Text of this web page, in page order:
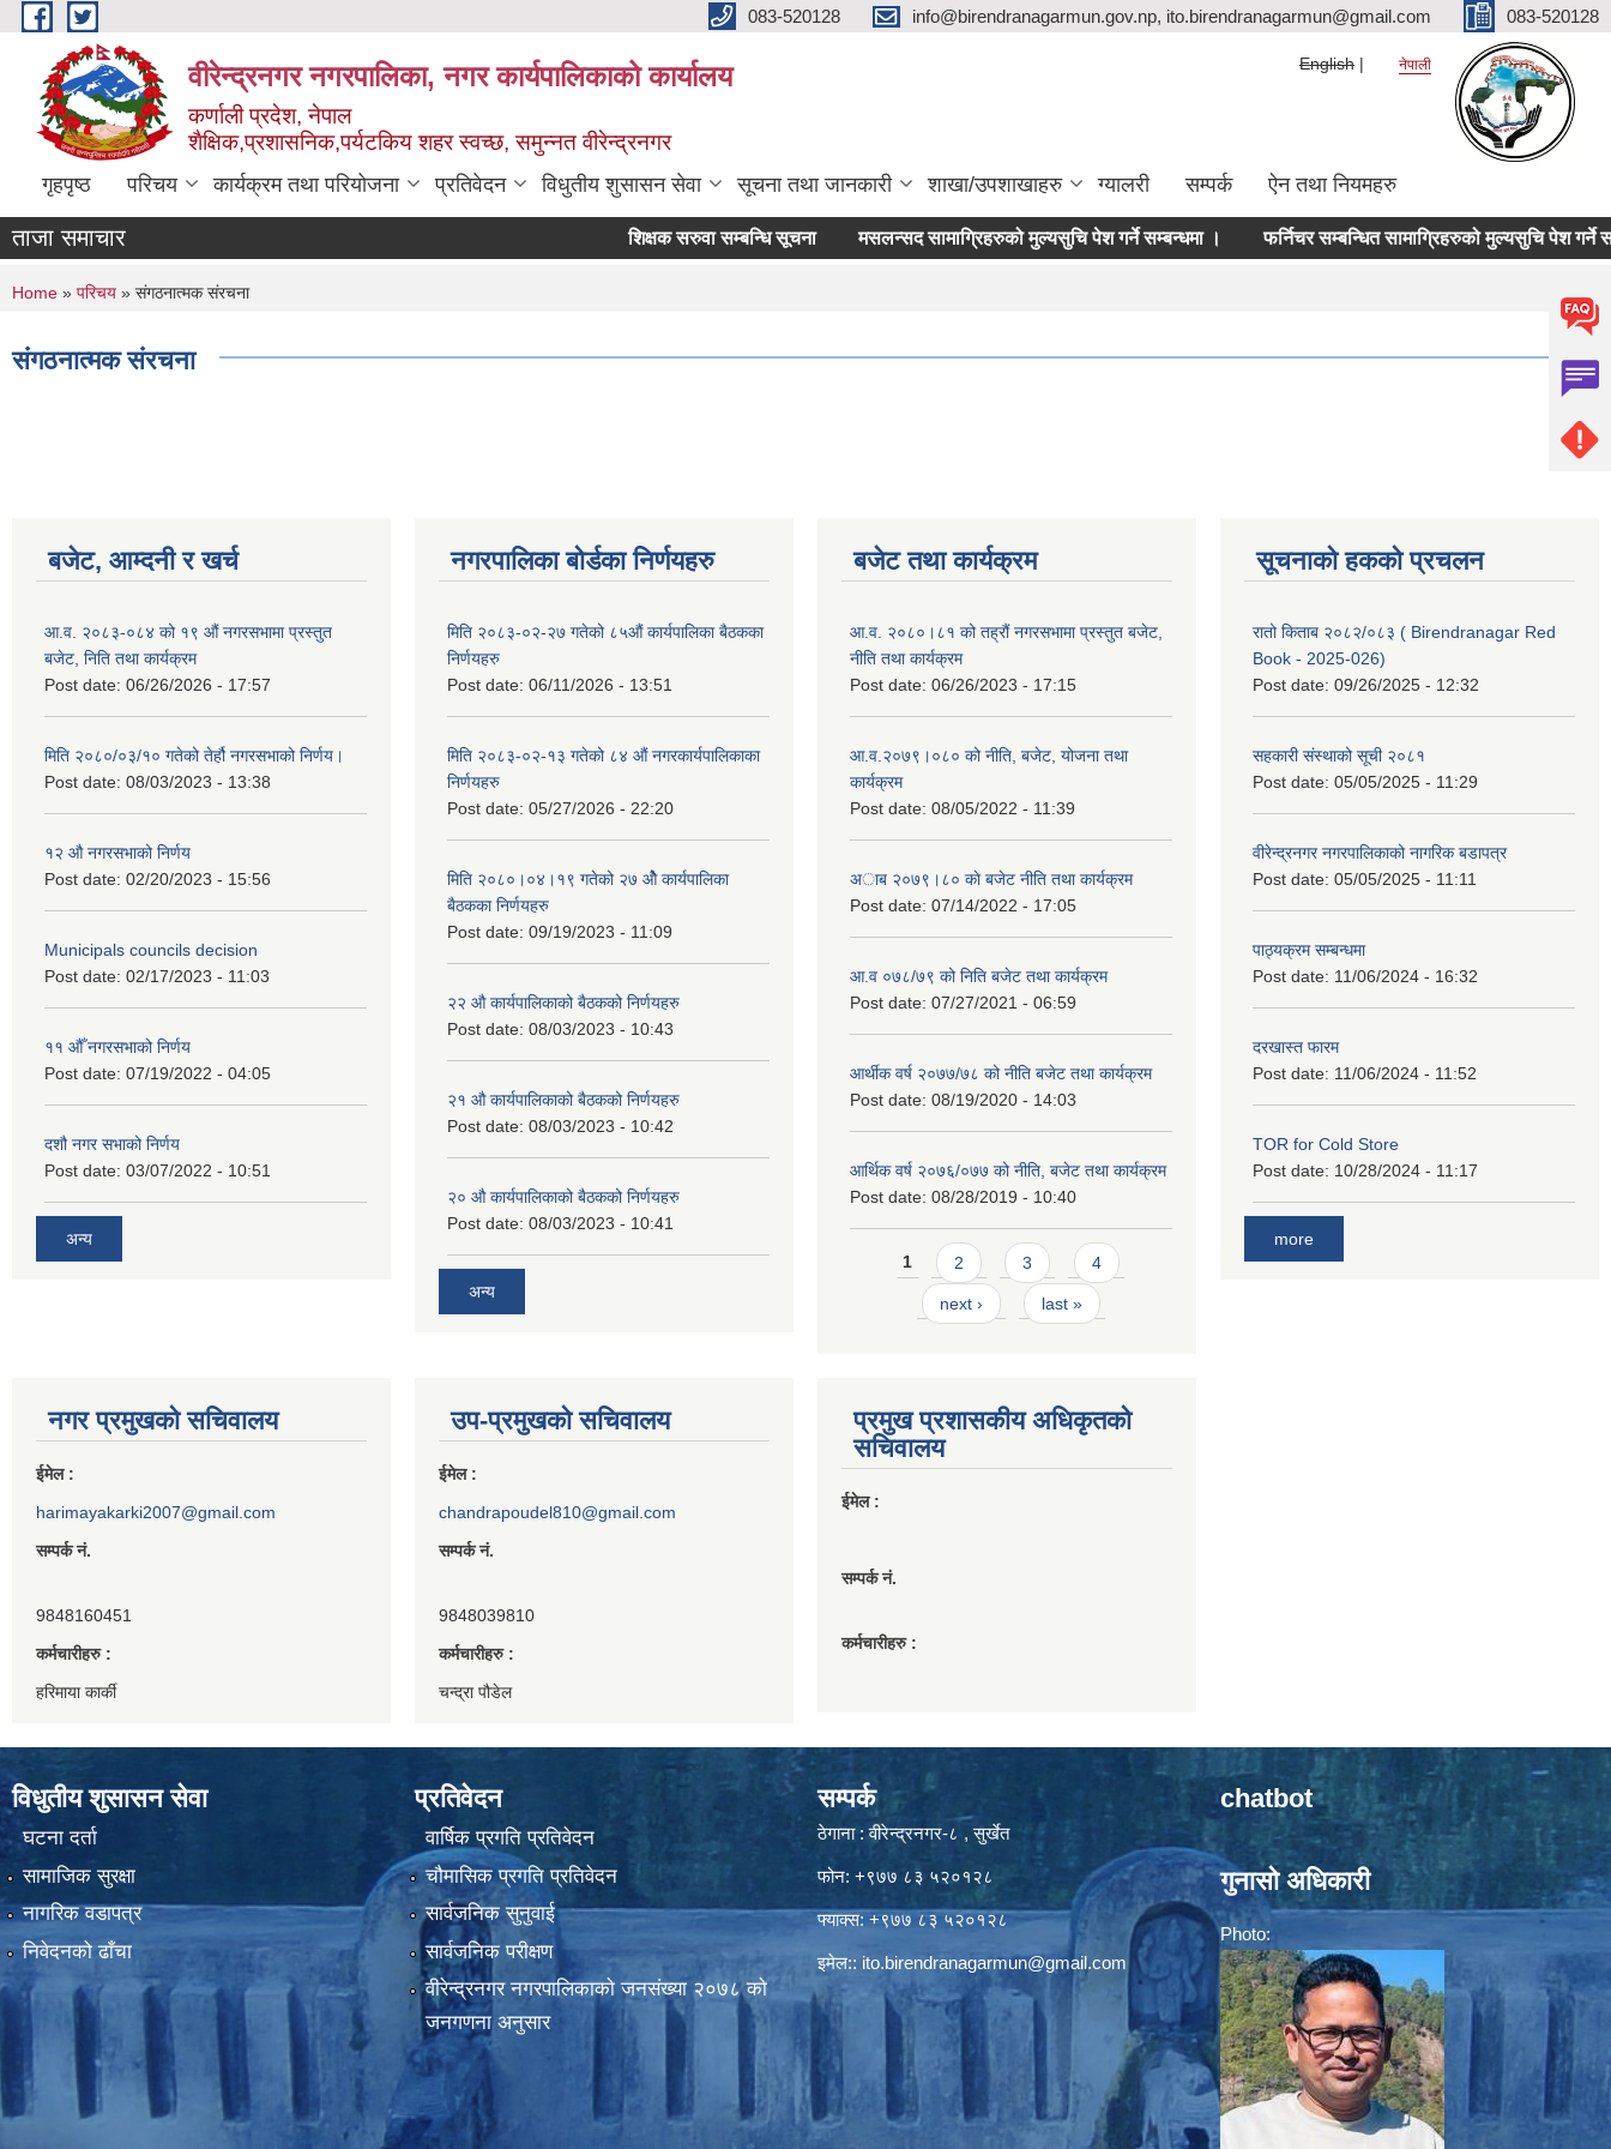
Skip to main content 083-520128 info@birendranagarmun.gov.np, ito.birendranagarmun@gmail.com 083-520128
वीरेन्द्रनगर नगरपालिका, नगर कार्यपालिकाको कार्यालय
कर्णाली प्रदेश, नेपाल
शैक्षिक,प्रशासनिक,पर्यटकिय शहर स्वच्छ, समुन्नत वीरेन्द्रनगर
English नेपाली
गृहपृष्ठ परिचय कार्यक्रम तथा परियोजना प्रतिवेदन विधुतीय शुसासन सेवा सूचना तथा जानकारी शाखा/उपशाखाहरु ग्यालरी सम्पर्क ऐन तथा नियमहरु
ताजा समाचार शिक्षक सरुवा सम्बन्धि सूचना मसलन्सद सामाग्रिहरुको मुल्यसुचि पेश गर्ने सम्बन्धमा । फर्निचर सम्बन्धित सामाग्रिहरुको मुल्यसुचि पेश गर्ने
You are here
Home » परिचय » संगठनात्मक संरचना
संगठनात्मक संरचना
बजेट, आम्दनी र खर्च
आ.व. २०८३-०८४ को १९ औं नगरसभामा प्रस्तुत
बजेट, निति तथा कार्यक्रम
Post date: 06/26/2026 - 17:57
मिति २०८०/०३/१० गतेको तेर्हौ नगरसभाको निर्णय।
Post date: 08/03/2023 - 13:38
१२ औ नगरसभाको निर्णय
Post date: 02/20/2023 - 15:56
Municipals councils decision
Post date: 02/17/2023 - 11:03
११ ‌औँ नगरसभाको निर्णय
Post date: 07/19/2022 - 04:05
दशौ नगर सभाको निर्णय
Post date: 03/07/2022 - 10:51
अन्य
नगरपालिका बोर्डका निर्णयहरु
मिति २०८३-०२-२७ गतेको ८५औं कार्यपालिका बैठकका
निर्णयहरु
Post date: 06/11/2026 - 13:51
मिति २०८३-०२-१३ गतेको ८४ औं नगरकार्यपालिकाका
निर्णयहरु
Post date: 05/27/2026 - 22:20
मिति २०८०।०४।१९ गतेको २७ ‌‍‌ओेै कार्यपालिका
बैठकका निर्णयहरु
Post date: 09/19/2023 - 11:09
२‍२ औ कार्यपालिकाको बैठकको निर्णयहरु
Post date: 08/03/2023 - 10:43
२‍१ औ कार्यपालिकाको बैठकको निर्णयहरु
Post date: 08/03/2023 - 10:42
२‍० औ कार्यपालिकाको बैठकको निर्णयहरु
Post date: 08/03/2023 - 10:41
अन्य
बजेट तथा कार्यक्रम
आ.व. २०८०।८१ को तह्रौं नगरसभामा प्रस्तुत बजेट,
नीति तथा कार्यक्रम
Post date: 06/26/2023 - 17:15
आ.व.२०७९।०८० को नीति, बजेट, योजना तथा
कार्यक्रम
Post date: 08/05/2022 - 11:39
अाब २०७९।८० काे बजेट नीति तथा कार्यक्रम
Post date: 07/14/2022 - 17:05
आ.व ०७८/७९ को निति बजेट तथा कार्यक्रम
Post date: 07/27/2021 - 06:59
आर्थीक वर्ष २०७७/७८ को नीति बजेट तथा कार्यक्रम
Post date: 08/19/2020 - 14:03
आर्थिक वर्ष २०७६/०७७ को नीति, बजेट तथा कार्यक्रम
Post date: 08/28/2019 - 10:40
Pages
1 2 3 4
next › last »
सूचनाको हकको प्रचलन
रातो किताब २०८२/०८३ ( Birendranagar Red
Book - 2025-026)
Post date: 09/26/2025 - 12:32
सहकारी संस्थाको सूची २०८१
Post date: 05/05/2025 - 11:29
वीरेन्द्रनगर नगरपालिकाको नागरिक बडापत्र
Post date: 05/05/2025 - 11:11
पाठ्यक्रम सम्बन्धमा
Post date: 11/06/2024 - 16:32
दरखास्त फारम
Post date: 11/06/2024 - 11:52
TOR for Cold Store
Post date: 10/28/2024 - 11:17
more
नगर प्रमुखको सचिवालय
ईमेल :
harimayakarki2007@gmail.com
सम्पर्क नं.
9848160451
कर्मचारीहरु :
हरिमाया कार्की
उप-प्रमुखको सचिवालय
ईमेल :
chandrapoudel810@gmail.com
सम्पर्क नं.
9848039810
कर्मचारीहरु :
चन्द्रा पौडेल
प्रमुख प्रशासकीय अधिकृतको
सचिवालय
ईमेल :
सम्पर्क नं.
कर्मचारीहरु :
विधुतीय शुसासन सेवा
घटना दर्ता
सामाजिक सुरक्षा
नागरिक वडापत्र
निवेदनको ढाँचा
प्रतिवेदन
वार्षिक प्रगति प्रतिवेदन
चौमासिक प्रगति प्रतिवेदन
सार्वजनिक सुनुवाई
सार्वजनिक परीक्षण
वीरेन्द्रनगर नगरपालिकाकाे जनसंख्या २०७८ काे
जनगणना अनुसार
सम्पर्क
ठेगाना : वीरेन्द्रनगर-८ , सुर्खेत
फोन: +९७७ ८३ ५२०१२८
फ्याक्स: +९७७ ८३ ५२०१२८
इमेल:: ito.birendranagarmun@gmail.com
chatbot
गुनासो अधिकारी
Photo: